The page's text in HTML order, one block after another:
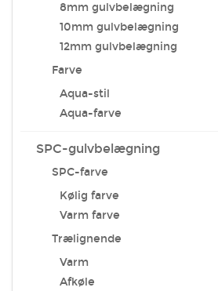
8mm gulvbelægning
10mm gulvbelægning
12mm gulvbelægning
Farve
Aqua-stil
Aqua-farve
SPC-gulvbelægning
SPC-farve
Kølig farve
Varm farve
Trælignende
Varm
Afkøle